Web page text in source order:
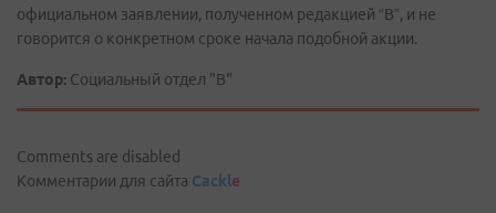
официальном заявлении, полученном редакцией “В”, и не
говорится о конкретном сроке начала подобной акции.
Автор: Социальный отдел "В"
Comments are disabled
Комментарии для сайта Cackle